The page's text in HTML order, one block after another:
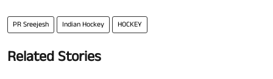
PR Sreejesh Indian Hockey HOCKEY
Related Stories